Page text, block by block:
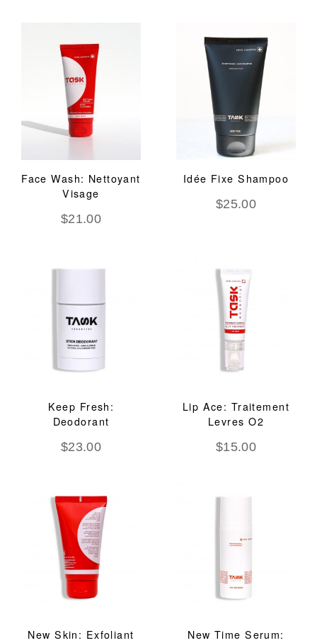
Face Wash: Nettoyant
Visage
$21.00
Idée Fixe Shampoo
$25.00
Keep Fresh:
Deodorant
$23.00
Lip Ace: Traitement
Levres O2
$15.00
New Skin: Exfoliant
New Time Serum: